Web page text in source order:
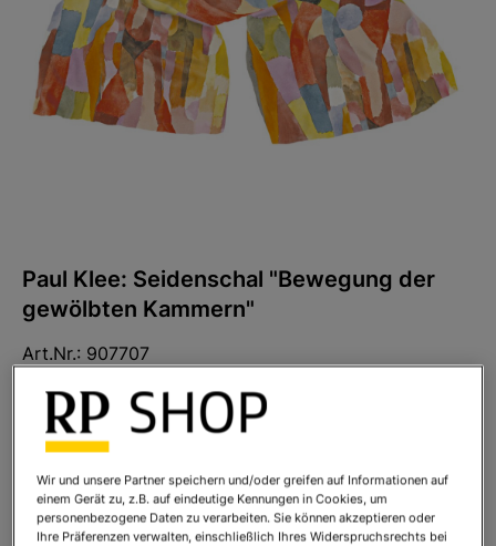
Paul Klee: Seidenschal "Bewegung der
gewölbten Kammern"
Art.Nr.: 907707
Sofort lieferbar
Ihr Preis:
* inkl. MwSt. zzgl.Versandkosten
Wir und unsere Partner speichern und/oder greifen auf Informationen auf
einem Gerät zu, z.B. auf eindeutige Kennungen in Cookies, um
personenbezogene Daten zu verarbeiten. Sie können akzeptieren oder
Ihre Präferenzen verwalten, einschließlich Ihres Widerspruchsrechts bei